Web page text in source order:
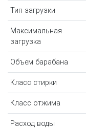
Тип загрузки
Максимальная
загрузка
Объем барабана
Класс стирки
Класс отжима
Расход воды